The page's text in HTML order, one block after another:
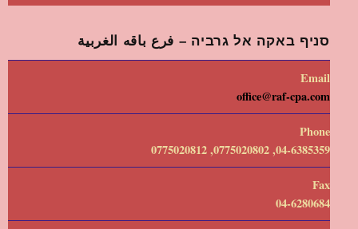
סניף באקה אל גרביה – فرع باقه الغربية
Email
office@raf-cpa.com
Phone
04-6385359, 0775020802, 0775020812
Fax
04-6280684